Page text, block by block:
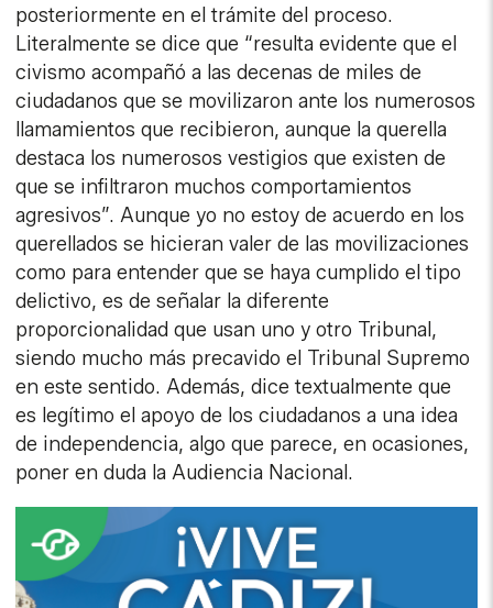
posteriormente en el trámite del proceso.
Literalmente se dice que “resulta evidente que el
civismo acompañó a las decenas de miles de
ciudadanos que se movilizaron ante los numerosos
llamamientos que recibieron, aunque la querella
destaca los numerosos vestigios que existen de
que se infiltraron muchos comportamientos
agresivos”. Aunque yo no estoy de acuerdo en los
querellados se hicieran valer de las movilizaciones
como para entender que se haya cumplido el tipo
delictivo, es de señalar la diferente
proporcionalidad que usan uno y otro Tribunal,
siendo mucho más precavido el Tribunal Supremo
en este sentido. Además, dice textualmente que
es legítimo el apoyo de los ciudadanos a una idea
de independencia, algo que parece, en ocasiones,
poner en duda la Audiencia Nacional.